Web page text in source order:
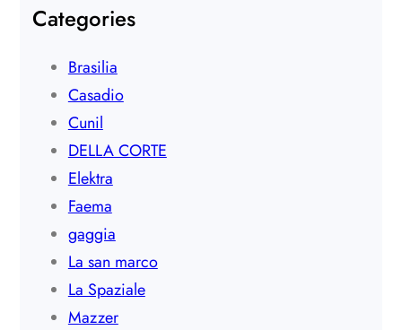
Categories
Brasilia
Casadio
Cunil
DELLA CORTE
Elektra
Faema
gaggia
La san marco
La Spaziale
Mazzer